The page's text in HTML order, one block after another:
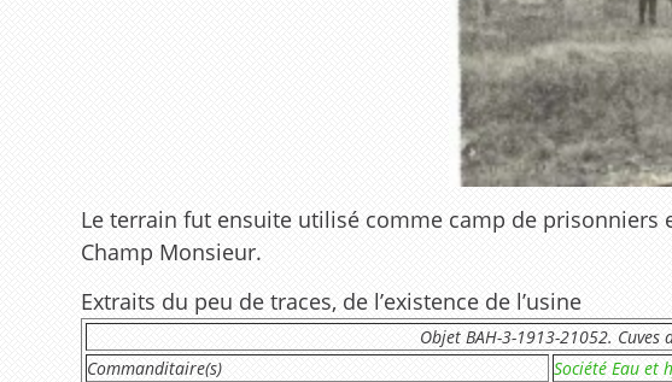
Le terrain fut ensuite utilisé comme camp de
Champ Monsieur.
Extraits du peu de traces, de l’existence de l’usine
Objet BAH-3-1913-21052.
Commanditaire(s)
Société Eau et